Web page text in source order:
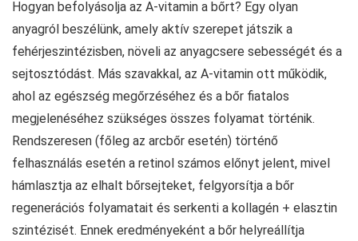
Hogyan befolyásolja az A-vitamin a bőrt? Egy olyan
anyagról beszélünk, amely aktív szerepet játszik a
fehérjeszintézisben, növeli az anyagcsere sebességét és a
sejtosztódást. Más szavakkal, az A-vitamin ott működik,
ahol az egészség megőrzéséhez és a bőr fiatalos
megjelenéséhez szükséges összes folyamat történik.
Rendszeresen (főleg az arcbőr esetén) történő
felhasználás esetén a retinol számos előnyt jelent, mivel
hámlasztja az elhalt bőrsejteket, felgyorsítja a bőr
regenerációs folyamatait és serkenti a kollagén + elasztin
szintézisét. Ennek eredményeként a bőr helyreállítja